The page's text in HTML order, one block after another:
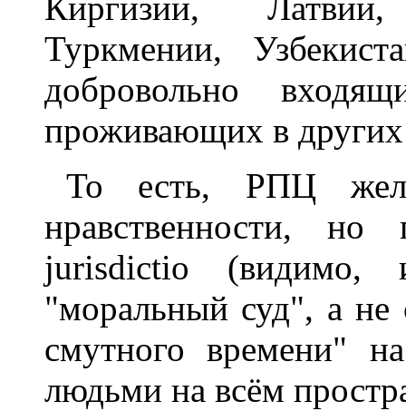
Киргизии,
Туркмении,
добровольно
проживающих в других
То есть, РПЦ
нравственности,
jurisdictio
"моральный суд", а не
смутного времени"
людьми на всём